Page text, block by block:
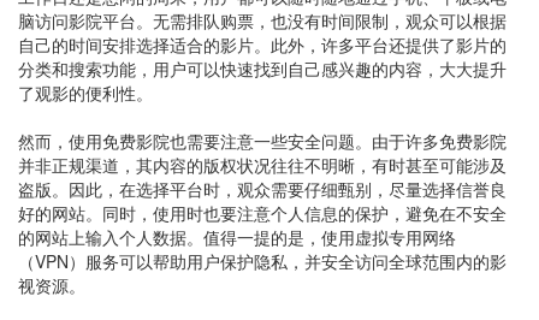
脑访问影院平台。无需排队购票，也没有时间限制，观众可以根据
自己的时间安排选择适合的影片。此外，许多平台还提供了影片的
分类和搜索功能，用户可以快速找到自己感兴趣的内容，大大提升
了观影的便利性。
然而，使用免费影院也需要注意一些安全问题。由于许多免费影院
并非正规渠道，其内容的版权状况往往不明晰，有时甚至可能涉及
盗版。因此，在选择平台时，观众需要仔细甄别，尽量选择信誉良
好的网站。同时，使用时也要注意个人信息的保护，避免在不安全
的网站上输入个人数据。值得一提的是，使用虚拟专用网络
（VPN）服务可以帮助用户保护隐私，并安全访问全球范围内的影
视资源。